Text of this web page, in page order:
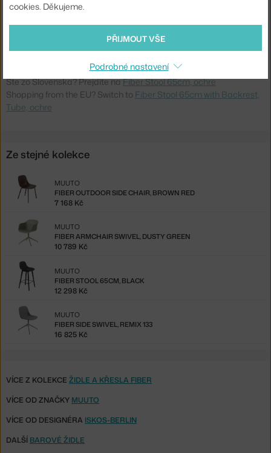
Typ:
Stolička
MUU-FICOBTUN01051
EAN
5713295999823
Ste zo Slovenska? Prejdite naFiber Stool 65cm, ochre
Shopping from the EU? Switch to Fiber Stool 65cm with Backrest,
Tube, ochre
Ze stejné kolekce
FIBER OUTDOOR SIDE CHAIR, BROWN RED
MUUTO
7 168 Kč
FIBER ARMCHAIR SWIVEL, DUSTY GREEN
MUUTO
10 789 Kč
FIBER STOOL 65CM, BLACK
MUUTO
12 298 Kč
FIBER SIDE SWIVEL, REMIX 133
MUUTO
16 825 Kč
VÍCE Z KOLEKCE ŽIDLE A KŘESLA FIBER
VÍCE OD ZNAČKY MUUTO
VÍCE OD DESIGNÉRA ISKOS-BERLIN
DALŠÍ BAROVÉ ŽIDLE
cookies. Děkujeme.
PŘIJMOUT VŠE
Podrobné nastavení